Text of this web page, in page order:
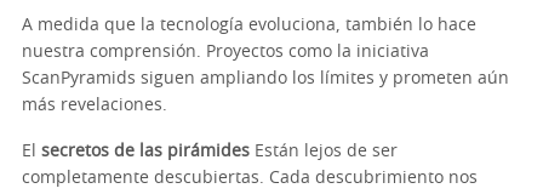
A medida que la tecnología evoluciona, también lo hace
nuestra comprensión. Proyectos como la iniciativa
ScanPyramids siguen ampliando los límites y prometen aún
más revelaciones.
El secretos de las pirámides Están lejos de ser
completamente descubiertas. Cada descubrimiento nos